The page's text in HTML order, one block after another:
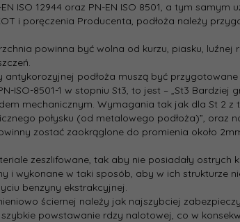
ISO 12944 oraz PN-EN ISO 8501, a tym samym
i poręczenia Producenta, podłoża należy
powinna być wolna od kurzu, piasku, luźnej
antykorozyjnej podłoża muszą być
ISO-8501-1 w stopniu St3, to jest – „St3 Bardziej
mechanicznym. Wymagania tak jak dla St 2 z
połysku (od metalowego podłoża)”, oraz
zostać zaokrąglone do promienia około
zeszlifowane, tak aby nie posiadały ostrych
i wykonane w taki sposób, aby w ich strukturze
benzyny ekstrakcyjnej.
ściernej należy jak najszybciej
powstawanie rdzy nalotowej, co w